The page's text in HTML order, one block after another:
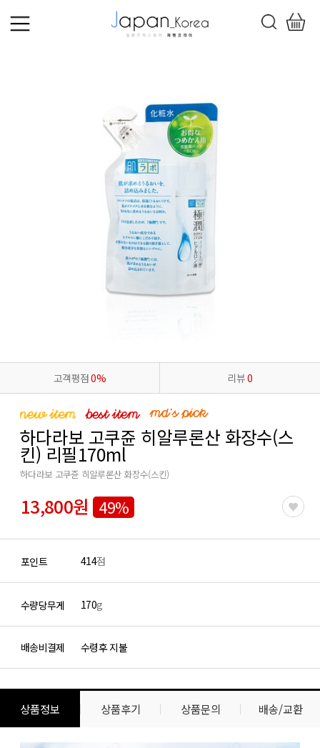
고객평점0% 리뷰0
하다라보 고쿠쥰 히알루론산 화장수(스
킨) 리필170ml
하다라보 고쿠쥰 히알루론산 화장수(스킨)
13,800원 49%
포인트 414점
수량당무게 170g
배송비결제 수령후 지불
상품정보 상품후기 상품문의 배송/교환